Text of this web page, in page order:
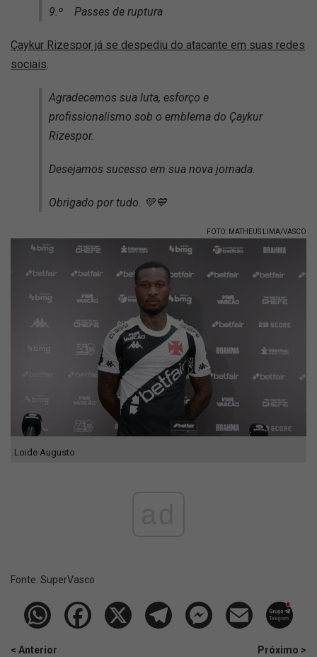
9.º Passes de ruptura
Çaykur Rizespor já se despediu do atacante em suas redes
sociais.
Agradecemos sua luta, esforço e
profissionalismo sob o emblema do Çaykur
Rizespor.
Desejamos sucesso em sua nova jornada.
Obrigado por tudo. 💚💙
FOTO: MATHEUS LIMA/VASCO
Loide Augusto
Fonte: SuperVasco‎‎‎‎‎‎
< Anterior
Próximo >